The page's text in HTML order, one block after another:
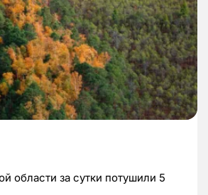
области за сутки потушили 5